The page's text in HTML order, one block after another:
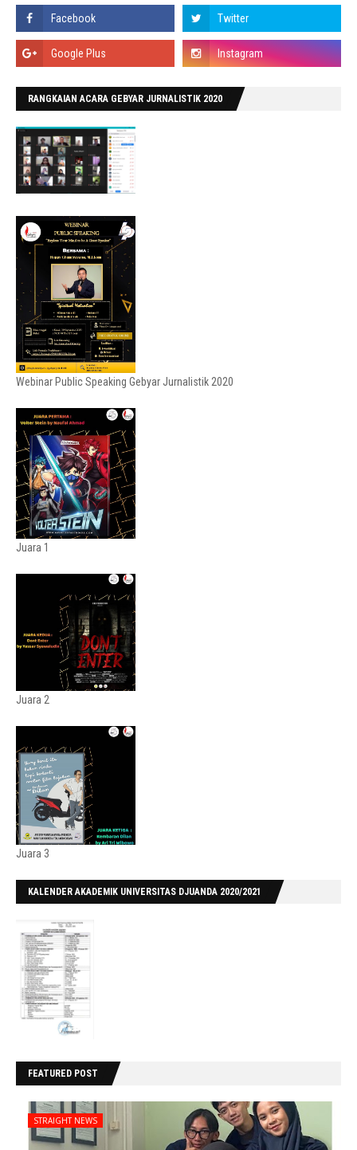
RANGKAIAN ACARA GEBYAR JURNALISTIK 2020
Webinar Public Speaking Gebyar Jurnalistik 2020
Juara 1
Juara 2
Juara 3
KALENDER AKADEMIK UNIVERSITAS DJUANDA 2020/2021
FEATURED POST
STRAIGHT NEWS